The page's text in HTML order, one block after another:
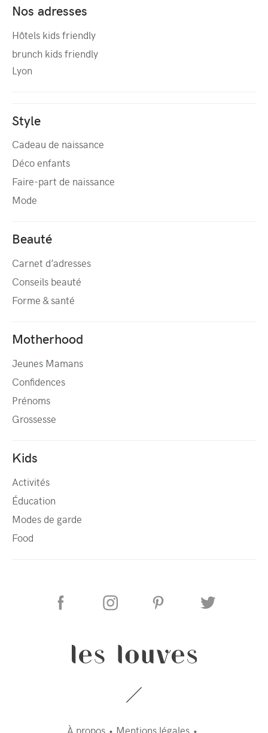
Nos adresses
Hôtels kids friendly
brunch kids friendly
Lyon
Style
Cadeau de naissance
Déco enfants
Faire-part de naissance
Mode
Beauté
Carnet d’adresses
Conseils beauté
Forme & santé
Motherhood
Jeunes Mamans
Confidences
Prénoms
Grossesse
Kids
Activités
Éducation
Modes de garde
Food
À propos Mentions légales